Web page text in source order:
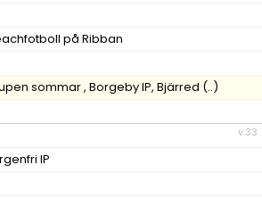
på Ribban
sommar , Borgeby IP, Bjärred (..)
v.33
IP